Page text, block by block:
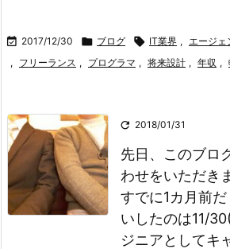
 2017/12/30  ブログ  IT業界 , エージェ
, フリーランス , プログラマ , 将来設計 , 年収 ,
 2018/01/31
先日、このブロ
わせをいただき
すでに1カ月前
いしたのは11/
ジニアとしてキ